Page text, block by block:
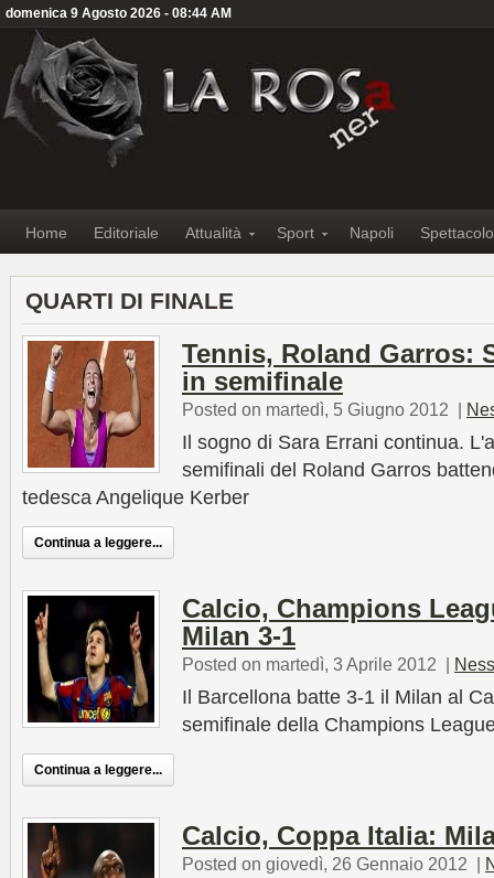
domenica 9 Agosto 2026 - 08:44 AM
Home Editoriale Attualità Sport Napoli Spettacolo
QUARTI DI FINALE
Tennis, Roland Garros:
in semifinale
Posted on martedì, 5 Giugno 2012 |
Il sogno di Sara Errani continua.
semifinali del Roland Garros
tedesca Angelique Kerber
Continua a leggere...
Calcio, Champions
Milan 3-1
Posted on martedì, 3 Aprile 2012 |
Il Barcellona batte 3-1 il Milan al
semifinale della Champions
Continua a leggere...
Calcio, Coppa Italia:
Posted on giovedì, 26 Gennaio 2012 |